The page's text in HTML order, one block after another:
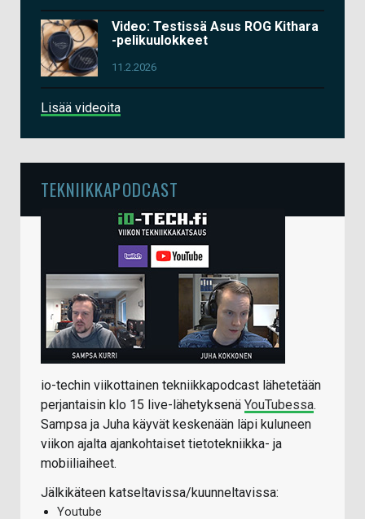
Video: Testissä Asus ROG Kithara
-pelikuulokkeet
11.2.2026
Lisää videoita
TEKNIIKKAPODCAST
io-techin viikottainen tekniikkapodcast lähetetään
perjantaisin klo 15 live-lähetyksenä YouTubessa.
Sampsa ja Juha käyvät keskenään läpi kuluneen
viikon ajalta ajankohtaiset tietotekniikka- ja
mobiiliaiheet.
Jälkikäteen katseltavissa/kuunneltavissa:
Youtube